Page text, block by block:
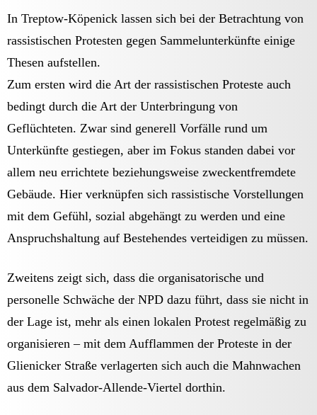
In Treptow-Köpenick lassen sich bei der Betrachtung von
rassistischen Protesten gegen Sammelunterkünfte einige
Thesen aufstellen.
Zum ersten wird die Art der rassistischen Proteste auch
bedingt durch die Art der Unterbringung von
Geflüchteten. Zwar sind generell Vorfälle rund um
Unterkünfte gestiegen, aber im Fokus standen dabei vor
allem neu errichtete beziehungsweise zweckentfremdete
Gebäude. Hier verknüpfen sich rassistische Vorstellungen
mit dem Gefühl, sozial abgehängt zu werden und eine
Anspruchshaltung auf Bestehendes verteidigen zu müssen.
Zweitens zeigt sich, dass die organisatorische und
personelle Schwäche der NPD dazu führt, dass sie nicht in
der Lage ist, mehr als einen lokalen Protest regelmäßig zu
organisieren – mit dem Aufflammen der Proteste in der
Glienicker Straße verlagerten sich auch die Mahnwachen
aus dem Salvador-Allende-Viertel dorthin.